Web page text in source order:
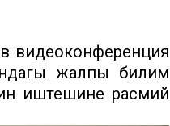
видеоконференция
жалпы билим
иштешине расмий